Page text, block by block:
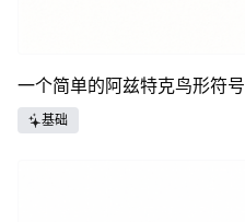
一个简单的阿兹特克鸟形符号
基础